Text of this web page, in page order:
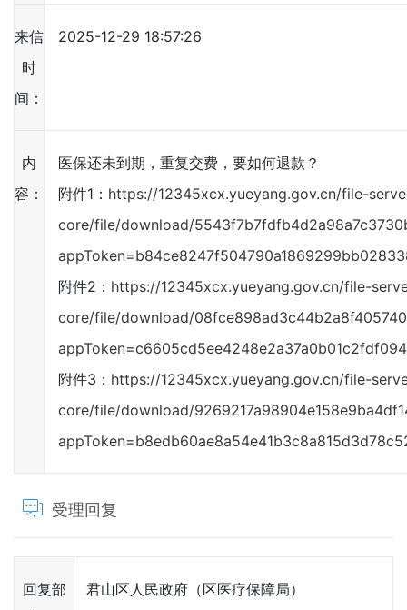
来信
时
间：
2025-12-29 18:57:26
内
容：
医保还未到期，重复交费，要如何退款？
附件1： https://12345xcx.yueyang.gov.cn/file-
core/file/download/
附件2： https://12345xcx.yueyang.gov.cn/file-
core/file/download/
appToken=c6605cd5ee4248e2a37a0b01c2fdf094
附件3： https://12345xcx.yueyang.gov.cn/file-
core/file/download/
受理回复
回复部
君山区人民政府（区医疗保障局）